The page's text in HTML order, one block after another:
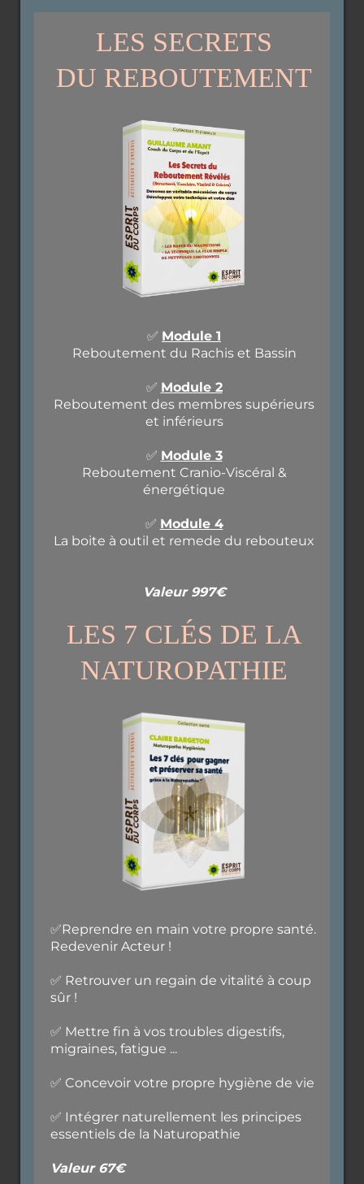
LES SECRETS
DU REBOUTEMENT
✅ Module 1
Reboutement du Rachis et Bassin
✅ Module 2
Reboutement des membres supérieurs
et inférieurs
✅ Module 3
Reboutement Cranio-Viscéral &
énergétique
✅ Module 4
La boite à outil et remede du rebouteux
Valeur 997€
LES 7 CLÉS DE LA
NATUROPATHIE
✅Reprendre en main votre propre santé.
Redevenir Acteur !
✅ Retrouver un regain de vitalité à coup
sûr !
✅ Mettre fin à vos troubles digestifs,
migraines, fatigue ...
✅ Concevoir votre propre hygiène de vie
✅ Intégrer naturellement les principes
essentiels de la Naturopathie
Valeur 67€